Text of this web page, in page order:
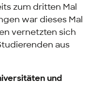
zum dritten Mal
war dieses Mal
vernetzten sich
aus
und